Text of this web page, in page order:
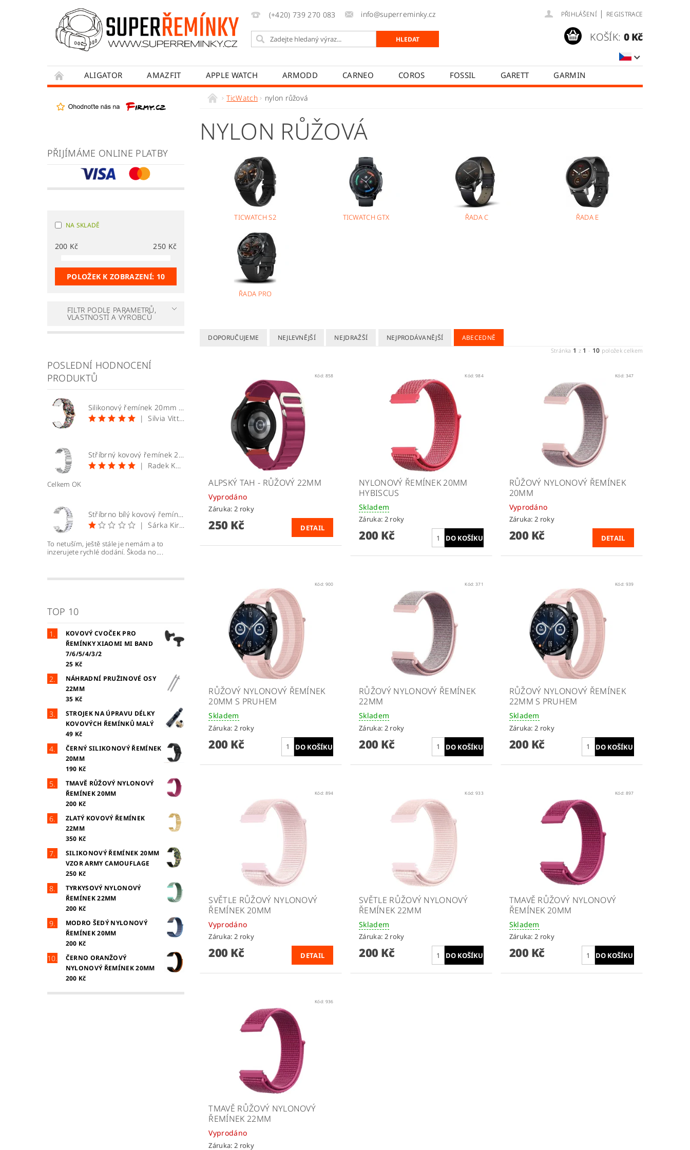
(+420) 739 270 083 info@superreminky.cz PŘIHLÁŠENÍ | REGISTRACE
KOŠÍK: 0 Kč
ALIGATOR AMAZFIT APPLE WATCH ARMODD CARNEO COROS FOSSIL GARETT
GARMIN
MYKRONOZ NEOGO
WITHINGS
WOWME
JAK NAKUPOVAT JAK REKLAMOVAT JAK ODSTOUPIT OD SMLOUVY
PŘIJÍMÁME ONLINE PLATBY
NA SKLADĚ
200 Kč 250 Kč
POLOŽEK K ZOBRAZENÍ: 10
FILTR PODLE PARAMETRŮ,
VLASTNOSTÍ A VÝROBCŮ
POSLEDNÍ HODNOCENÍ
PRODUKTŮ
Silikonový řemínek 20mm vzor lebky
|
Silvia Vittekova
Stříbrný kovový řemínek 20mm
|
Radek Kopecký
Celkem OK
Stříbrno bílý kovový řemínek 22mm
|
Šárka Kirchnerová
To netuším, ještě stále je nemám a to
inzerujete rychlé dodání. Škoda no....
TOP 10
KOVOVÝ CVOČEK PRO
ŘEMÍNKY XIAOMI MI BAND
7/6/5/4/3/2
25 Kč
NÁHRADNÍ PRUŽINOVÉ OSY
22MM
35 Kč
STROJEK NA ÚPRAVU DÉLKY
KOVOVÝCH ŘEMÍNKŮ MALÝ
49 Kč
ČERNÝ SILIKONOVÝ ŘEMÍNEK
20MM
190 Kč
TMAVĚ RŮŽOVÝ NYLONOVÝ
ŘEMÍNEK 20MM
200 Kč
ZLATÝ KOVOVÝ ŘEMÍNEK
22MM
350 Kč
SILIKONOVÝ ŘEMÍNEK 20MM
VZOR ARMY CAMOUFLAGE
250 Kč
TYRKYSOVÝ NYLONOVÝ
ŘEMÍNEK 22MM
200 Kč
MODRO ŠEDÝ NYLONOVÝ
ŘEMÍNEK 20MM
200 Kč
ČERNO ORANŽOVÝ
NYLONOVÝ ŘEMÍNEK 20MM
200 Kč
TicWatch nylon růžová
NYLON RŮŽOVÁ
TICWATCH S2 TICWATCH GTX ŘADA C ŘADA E
ŘADA PRO
DOPORUČUJEME NEJLEVNĚJŠÍ NEJDRAŽŠÍ NEJPRODÁVANĚJŠÍ ABECEDNĚ
Stránka 1 z 1 - 10 položek celkem
Kód: 858
ALPSKÝ TAH - RŮŽOVÝ 22MM
Vyprodáno
Záruka: 2 roky
250 Kč DETAIL
Kód:984
NYLONOVÝ ŘEMÍNEK 20MM
HYBISCUS
Skladem
Záruka: 2 roky
200 Kč
Kód: 347
RŮŽOVÝ NYLONOVÝ ŘEMÍNEK
20MM
Vyprodáno
Záruka: 2 roky
200 Kč DETAIL
Kód: 900
RŮŽOVÝ NYLONOVÝ ŘEMÍNEK
20MM S PRUHEM
Skladem
Záruka: 2 roky
200 Kč
Kód:371
RŮŽOVÝ NYLONOVÝ ŘEMÍNEK
22MM
Skladem
Záruka: 2 roky
200 Kč
Kód: 939
RŮŽOVÝ NYLONOVÝ ŘEMÍNEK
22MM S PRUHEM
Skladem
Záruka: 2 roky
200 Kč
Kód: 894
SVĚTLE RŮŽOVÝ NYLONOVÝ
ŘEMÍNEK 20MM
Vyprodáno
Záruka: 2 roky
200 Kč DETAIL
Kód:933
SVĚTLE RŮŽOVÝ NYLONOVÝ
ŘEMÍNEK 22MM
Skladem
Záruka: 2 roky
200 Kč
Kód: 897
TMAVĚ RŮŽOVÝ NYLONOVÝ
ŘEMÍNEK 20MM
Skladem
Záruka: 2 roky
200 Kč
Kód: 936
TMAVĚ RŮŽOVÝ NYLONOVÝ
ŘEMÍNEK 22MM
Vyprodáno
Záruka: 2 roky